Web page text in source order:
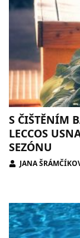
S ČIŠTĚNÍM
LECCOS
SEZÓNU
JANA